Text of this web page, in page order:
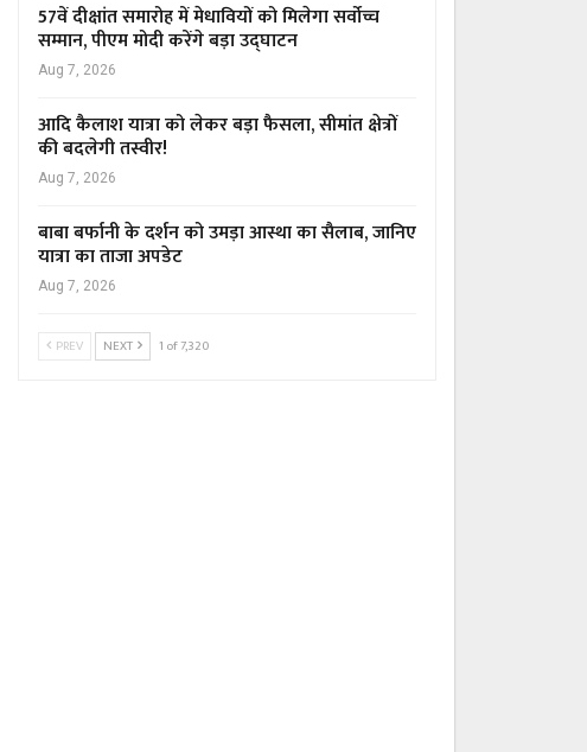
57वें दीक्षांत समारोह में मेधावियों को मिलेगा सर्वोच्च
सम्मान, पीएम मोदी करेंगे बड़ा उद्घाटन
Aug 7, 2026
आदि कैलाश यात्रा को लेकर बड़ा फैसला, सीमांत क्षेत्रों
की बदलेगी तस्वीर!
Aug 7, 2026
बाबा बर्फानी के दर्शन को उमड़ा आस्था का सैलाब, जानिए
यात्रा का ताजा अपडेट
Aug 7, 2026
PREV NEXT 1 of 7,320